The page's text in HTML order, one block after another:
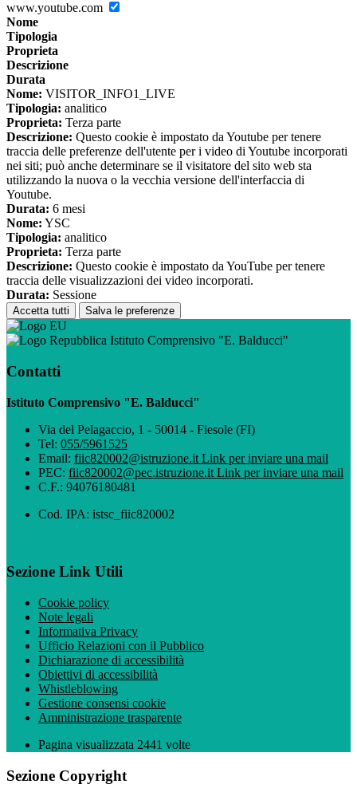
www.youtube.com
Nome
Tipologia
Proprieta
Descrizione
Durata
Nome: VISITOR_INFO1_LIVE
Tipologia: analitico
Proprieta: Terza parte
Descrizione: Questo cookie è impostato da Youtube per tenere
traccia delle preferenze dell'utente per i video di Youtube incorporati
nei siti; può anche determinare se il visitatore del sito web sta
utilizzando la nuova o la vecchia versione dell'interfaccia di
Youtube.
Durata: 6 mesi
Nome: YSC
Tipologia: analitico
Proprieta: Terza parte
Descrizione: Questo cookie è impostato da YouTube per tenere
traccia delle visualizzazioni dei video incorporati.
Durata: Sessione
Accetta tutti Salva le preferenze
Istituto Comprensivo "E. Balducci"
Contatti
Istituto Comprensivo "E. Balducci"
Via del Pelagaccio, 1 - 50014 - Fiesole (FI)
Tel: 055/5961525
Email: fiic820002@istruzione.it Link per inviare una mail
PEC: fiic820002@pec.istruzione.it Link per inviare una mail
C.F.: 94076180481
Cod. IPA: istsc_fiic820002
Sezione Link Utili
Cookie policy
Note legali
Informativa Privacy
Ufficio Relazioni con il Pubblico
Dichiarazione di accessibilità
Obiettivi di accessibilità
Whistleblowing
Gestione consensi cookie
Amministrazione trasparente
Pagina visualizzata 2441 volte
Sezione Copyright